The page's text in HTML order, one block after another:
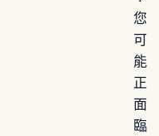
您
可
能
正
面
臨